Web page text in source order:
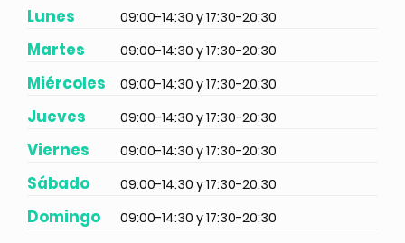
Lunes 09:00-14:30 y 17:30-20:30
Martes 09:00-14:30 y 17:30-20:30
Miércoles 09:00-14:30 y 17:30-20:30
Jueves 09:00-14:30 y 17:30-20:30
Viernes 09:00-14:30 y 17:30-20:30
Sábado 09:00-14:30 y 17:30-20:30
Domingo 09:00-14:30 y 17:30-20:30